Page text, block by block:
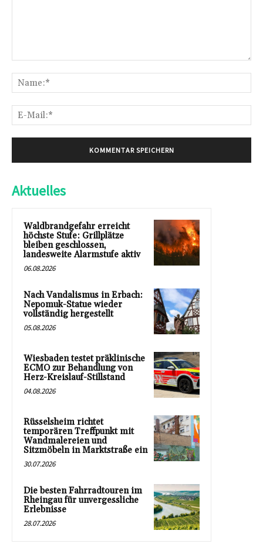
Aktuelles
Waldbrandgefahr erreicht
höchste Stufe: Grillplätze
bleiben geschlossen,
landesweite Alarmstufe aktiv
06.08.2026
Nach Vandalismus in Erbach:
Nepomuk-Statue wieder
vollständig hergestellt
05.08.2026
Wiesbaden testet präklinische
ECMO zur Behandlung von
Herz-Kreislauf-Stillstand
04.08.2026
Rüsselsheim richtet
temporären Treffpunkt mit
Wandmalereien und
Sitzmöbeln in Marktstraße ein
30.07.2026
Die besten Fahrradtouren im
Rheingau für unvergessliche
Erlebnisse
28.07.2026